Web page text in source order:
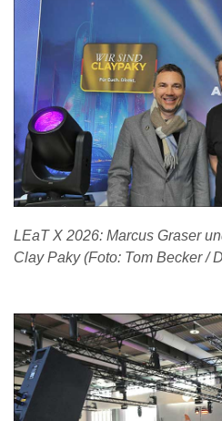
LEaT X 2026: Marcus Graser
Clay Paky (Foto: Tom Becker /